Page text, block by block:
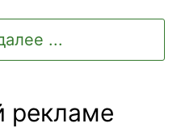
...
рекламе